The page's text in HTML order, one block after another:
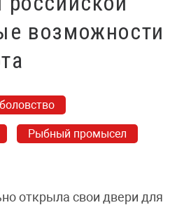
возможности
Рыбный промысел
открыла свои двери для